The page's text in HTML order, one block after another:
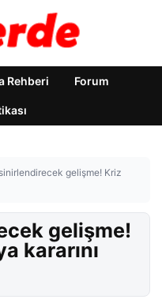
Rehberi Forum
gelişme! Kriz
gelişme!
kararını